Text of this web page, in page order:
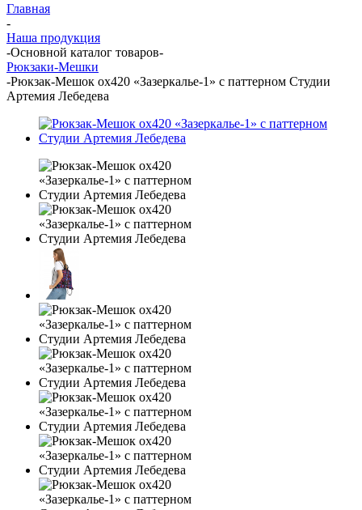
Главная
-
Наша продукция
-Основной каталог товаров-
Рюкзаки-Мешки
-Рюкзак-Мешок ox420 «Зазеркалье-1» с паттерном Студии
Артемия Лебедева